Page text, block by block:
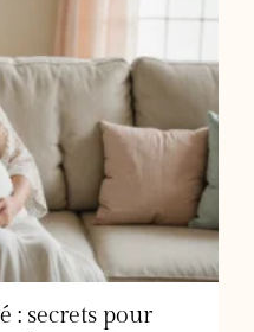
: secrets pour